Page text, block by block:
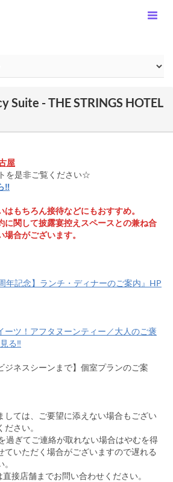
Suite - THE STRINGS HOTEL
屋
を是非ご覧ください☆
‼
もちろん接待などにもおすすめ。
関して披露宴控えスペースとの兼ね合
合がございます。
記念】ランチ・ディナーのご案内』HP
ツ！アフタヌーンティー／大人のご褒
る‼
ネスシーンまで】個室プランのご案
ては、ご要望に添えない場合もござい
さい。
過ぎてご連絡が取れない場合はやむを得
ていただく場合がございますので遅れる
接店舗までお問い合わせください。